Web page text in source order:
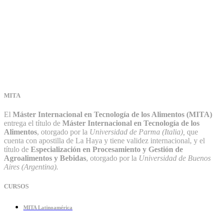
MITA
El Máster Internacional en Tecnología de los Alimentos (MITA)
entrega el título de Máster Internacional en Tecnología de los
Alimentos, otorgado por la Universidad de Parma (Italia), que
cuenta con apostilla de La Haya y tiene validez internacional, y el
título de Especialización en Procesamiento y Gestión de
Agroalimentos y Bebidas, otorgado por la Universidad de Buenos
Aires (Argentina).
CURSOS
MITA Latinoamérica